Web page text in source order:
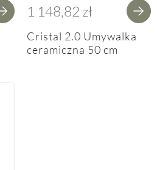
1 148,82 zł
Cristal 2.0 Umywalka
ceramiczna 50 cm